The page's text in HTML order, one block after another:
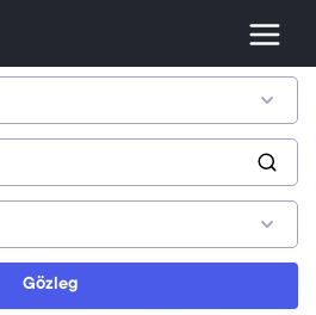
Gözleg